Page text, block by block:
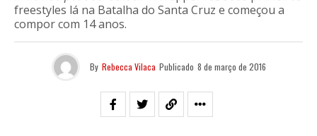
freestyles lá na Batalha do Santa Cruz e começou a
compor com 14 anos.
By Rebecca Vilaca Publicado 8 de março de 2016